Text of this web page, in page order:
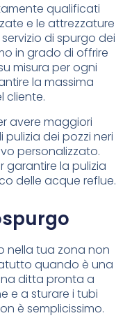
qualificati
e le attrezzature
di spurgo dei
in grado di offrire
misura per ogni
la massima
cliente.
avere maggiori
pulizia dei pozzi neri
personalizzato.
garantire la pulizia
delle acque reflue.
nella tua zona non
quando è una
ditta pronta a
e a sturare i tubi
è semplicissimo.